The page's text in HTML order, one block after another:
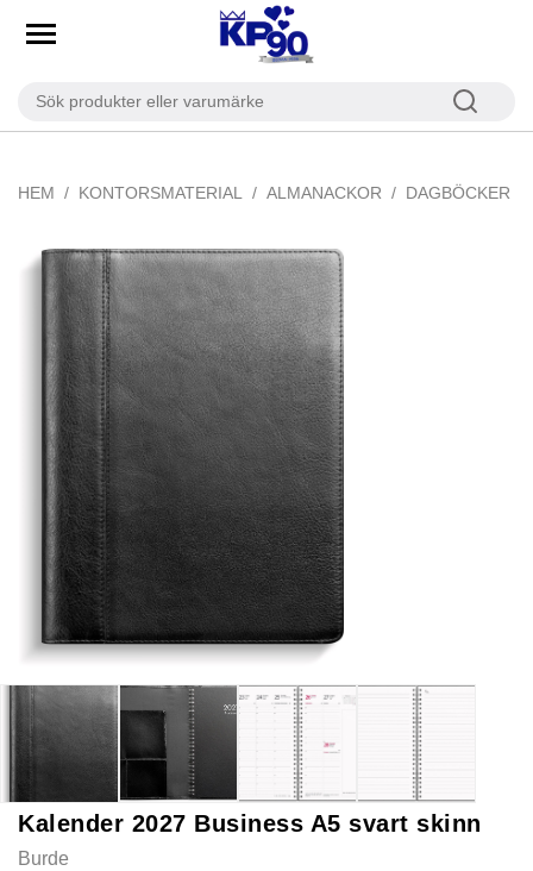
HEM KONTORSMATERIAL ALMANACKOR DAGBÖCKER
Kalender 2027 Business A5 svart skinn
Burde